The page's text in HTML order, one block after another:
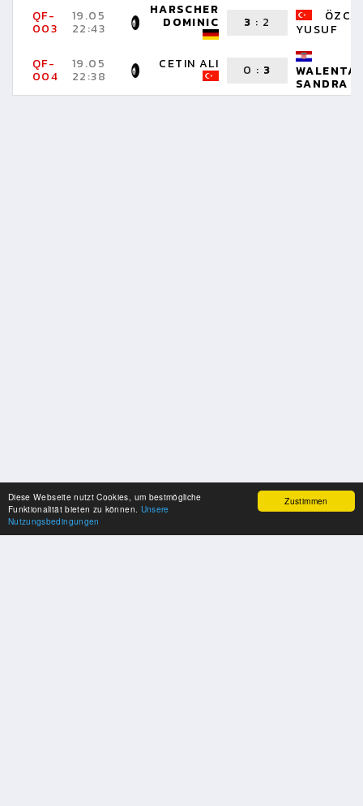
Zustimmen
Diese Webseite nutzt Cookies, um bestmögliche
Funktionalität bieten zu können. Unsere
Nutzungsbedingungen
QF-
003
19.05
22:43
HARSCHER
DOMINIC 3 : 2
YUSUF
QF-
004
19.05
22:38
CETIN ALI 0 : 3 WALENTA
SANDRA